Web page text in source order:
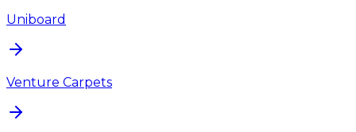
Uniboard
Venture Carpets